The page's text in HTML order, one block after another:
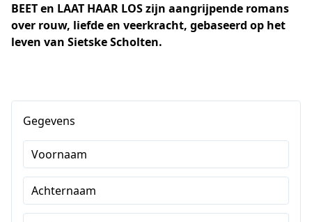
BEET en LAAT HAAR LOS zijn aangrijpende romans
over rouw, liefde en veerkracht, gebaseerd op het
leven van Sietske Scholten.
Gegevens
Voornaam
Achternaam